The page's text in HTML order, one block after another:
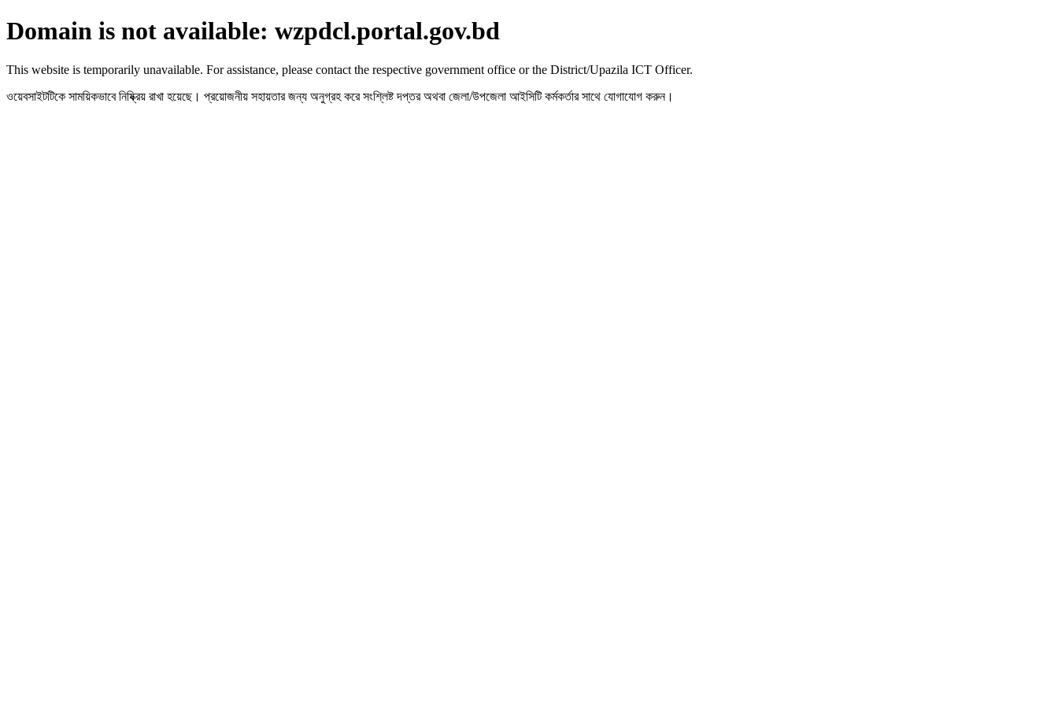
Domain is not available: wzpdcl.portal.gov.bd
This website is temporarily unavailable. For assistance, please contact the respective government office or the District/Upazila ICT Officer.
ওয়েবসাইটটিকে সাময়িকভাবে নিষ্ক্রিয় রাখা হয়েছে। প্রয়োজনীয় সহায়তার জন্য অনুগ্রহ করে সংশ্লিষ্ট দপ্তর অথবা জেলা/উপজেলা আইসিটি কর্মকর্তার সাথে যোগাযোগ করুন।